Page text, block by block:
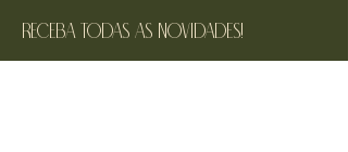
receba todas as novidades!